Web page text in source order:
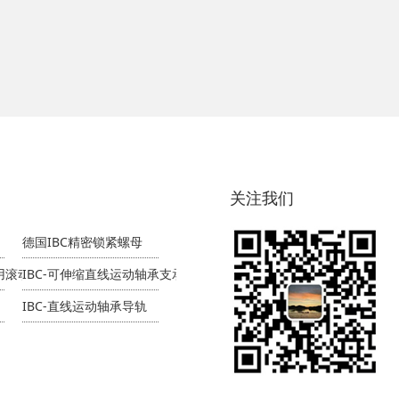
德国IBC精密锁紧螺母
滚动轴承
IBC-可伸缩直线运动轴承支承导轨
IBC-直线运动轴承导轨
关注我们